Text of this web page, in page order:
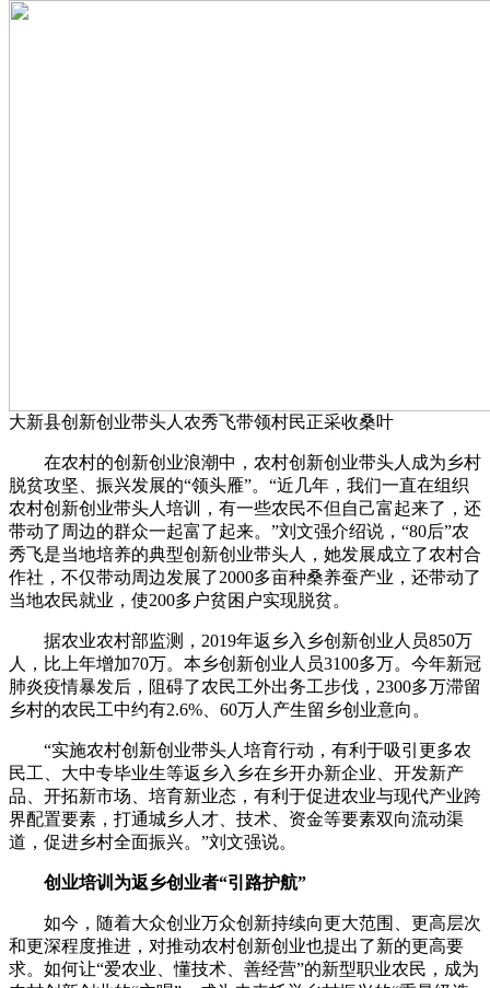
大新县创新创业带头人农秀飞带领村民正采收桑叶
在农村的创新创业浪潮中，农村创新创业带头人成为乡村
脱贫攻坚、振兴发展的“领头雁”。“近几年，我们一直在组织
农村创新创业带头人培训，有一些农民不但自己富起来了，还
带动了周边的群众一起富了起来。”刘文强介绍说，“80后”农
秀飞是当地培养的典型创新创业带头人，她发展成立了农村合
作社，不仅带动周边发展了2000多亩种桑养蚕产业，还带动了
当地农民就业，使200多户贫困户实现脱贫。
据农业农村部监测，2019年返乡入乡创新创业人员850万
人，比上年增加70万。本乡创新创业人员3100多万。今年新冠
肺炎疫情暴发后，阻碍了农民工外出务工步伐，2300多万滞留
乡村的农民工中约有2.6%、60万人产生留乡创业意向。
“实施农村创新创业带头人培育行动，有利于吸引更多农
民工、大中专毕业生等返乡入乡在乡开办新企业、开发新产
品、开拓新市场、培育新业态，有利于促进农业与现代产业跨
界配置要素，打通城乡人才、技术、资金等要素双向流动渠
道，促进乡村全面振兴。”刘文强说。
创业培训为返乡创业者“引路护航”
如今，随着大众创业万众创新持续向更大范围、更高层次
和更深程度推进，对推动农村创新创业也提出了新的更高要
求。如何让“爱农业、懂技术、善经营”的新型职业农民，成为